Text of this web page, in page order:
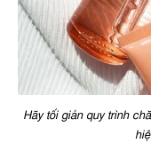
Hãy tối giản quy trình